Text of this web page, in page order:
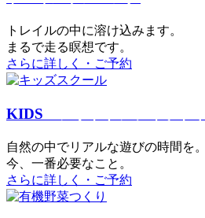
トレイルの中に溶け込みます。
まるで⾛る瞑想です。
さらに詳しく・ご予約
KIDS
⾃然の中でリアルな遊びの時間を。
今、⼀番必要なこと。
さらに詳しく・ご予約